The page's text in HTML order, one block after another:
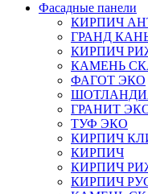
Фасадные панели
КИРПИЧ
ГРАНД
КИРПИЧ
КАМЕНЬ
ФАГОТ ЭКО
ГРАНИТ
ТУФ ЭКО
КИРПИЧ
КИРПИЧ
КИРПИЧ
КИРПИЧ